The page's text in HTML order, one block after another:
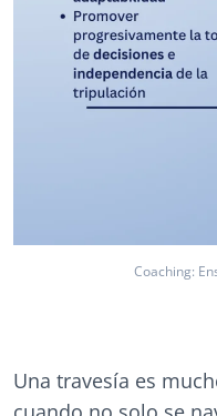
Coaching:
Una travesía es